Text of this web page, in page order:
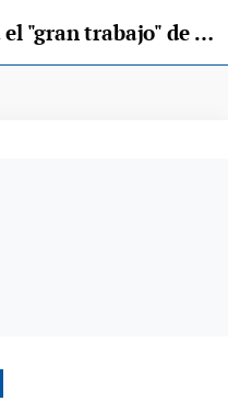
Marcelino Marcos destaca el "gran trabajo" de los queseros de Gamonéu